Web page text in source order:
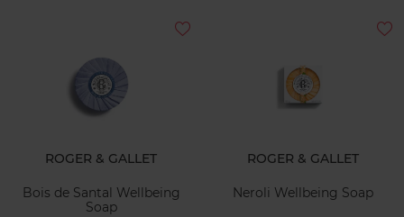
ROGER & GALLET
Bois de Santal Wellbeing
Soap
ROGER & GALLET
Neroli Wellbeing Soap